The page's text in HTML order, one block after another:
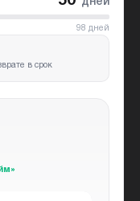
98 дней
в срок